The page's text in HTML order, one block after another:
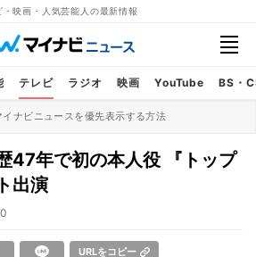
・映画・人気芸能人の最新情報
テレビ ラジオ 映画 YouTube BS・
ナビニュースを優先表示する方法
47年で初の本人役 『トップ
出演
URLをコピー